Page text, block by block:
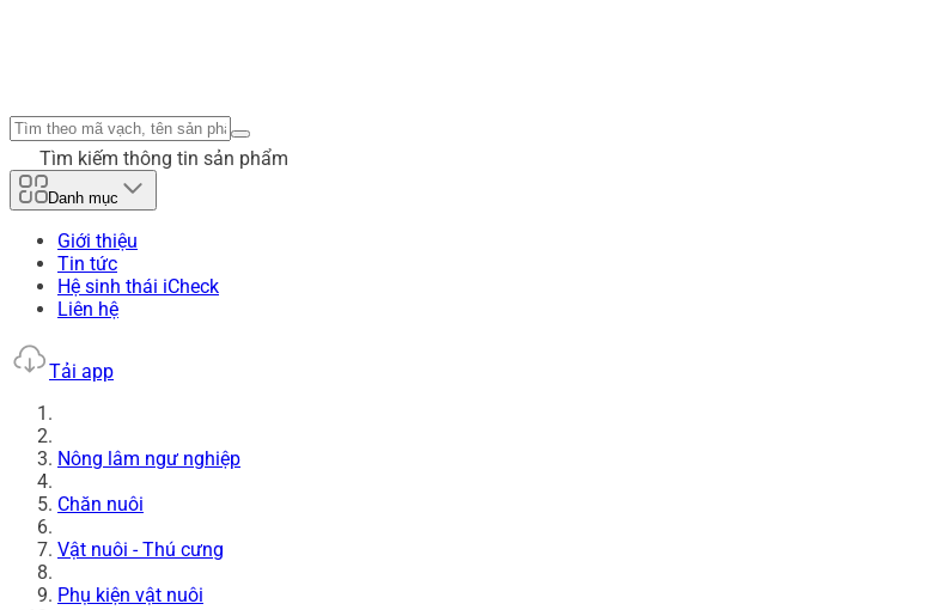
Tìm kiếm thông tin sản phẩm
Danh mục
Giới thiệu
Tin tức
Hệ sinh thái iCheck
Liên hệ
Tải app
Nông lâm ngư nghiệp
Chăn nuôi
Vật nuôi - Thú cưng
Phụ kiện vật nuôi